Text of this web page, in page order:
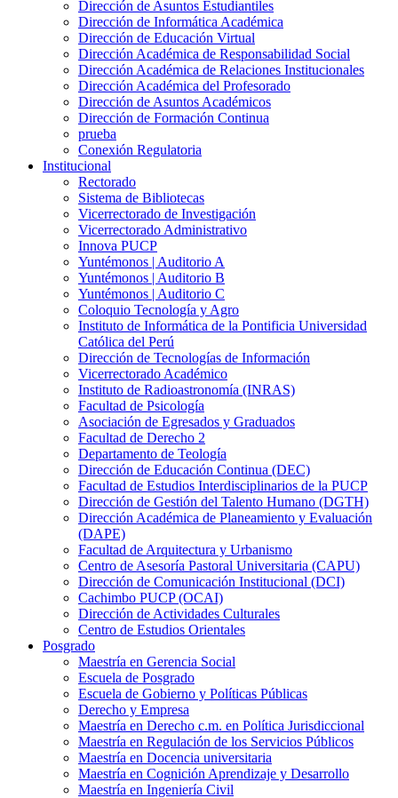
Dirección de Asuntos Estudiantiles
Dirección de Informática Académica
Dirección de Educación Virtual
Dirección Académica de Responsabilidad Social
Dirección Académica de Relaciones Institucionales
Dirección Académica del Profesorado
Dirección de Asuntos Académicos
Dirección de Formación Continua
prueba
Conexión Regulatoria
Institucional
Rectorado
Sistema de Bibliotecas
Vicerrectorado de Investigación
Vicerrectorado Administrativo
Innova PUCP
Yuntémonos | Auditorio A
Yuntémonos | Auditorio B
Yuntémonos | Auditorio C
Coloquio Tecnología y Agro
Instituto de Informática de la Pontificia Universidad
Católica del Perú
Dirección de Tecnologías de Información
Vicerrectorado Académico
Instituto de Radioastronomía (INRAS)
Facultad de Psicología
Asociación de Egresados y Graduados
Facultad de Derecho 2
Departamento de Teología
Dirección de Educación Continua (DEC)
Facultad de Estudios Interdisciplinarios de la PUCP
Dirección de Gestión del Talento Humano (DGTH)
Dirección Académica de Planeamiento y Evaluación
(DAPE)
Facultad de Arquitectura y Urbanismo
Centro de Asesoría Pastoral Universitaria (CAPU)
Dirección de Comunicación Institucional (DCI)
Cachimbo PUCP (OCAI)
Dirección de Actividades Culturales
Centro de Estudios Orientales
Posgrado
Maestría en Gerencia Social
Escuela de Posgrado
Escuela de Gobierno y Políticas Públicas
Derecho y Empresa
Maestría en Derecho c.m. en Política Jurisdiccional
Maestría en Regulación de los Servicios Públicos
Maestría en Docencia universitaria
Maestría en Cognición Aprendizaje y Desarrollo
Maestría en Ingeniería Civil